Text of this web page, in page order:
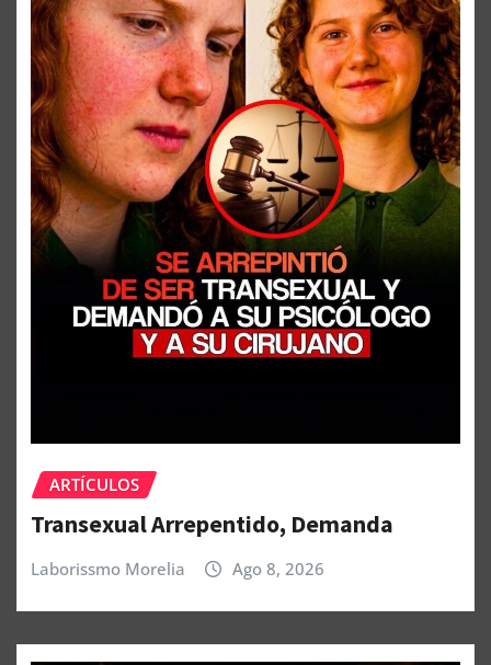
ARTÍCULOS
Transexual Arrepentido, Demanda
Laborissmo Morelia Ago 8, 2026